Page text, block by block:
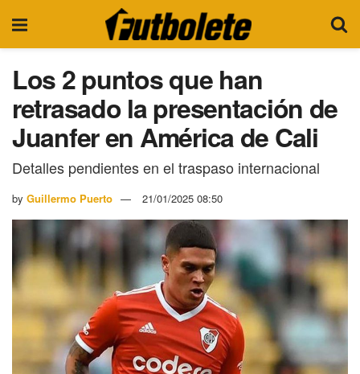
Los 2 puntos que han
retrasado la presentación de
Juanfer en América de Cali
Detalles pendientes en el traspaso internacional
by Guillermo Puerto 21/01/2025 08:50